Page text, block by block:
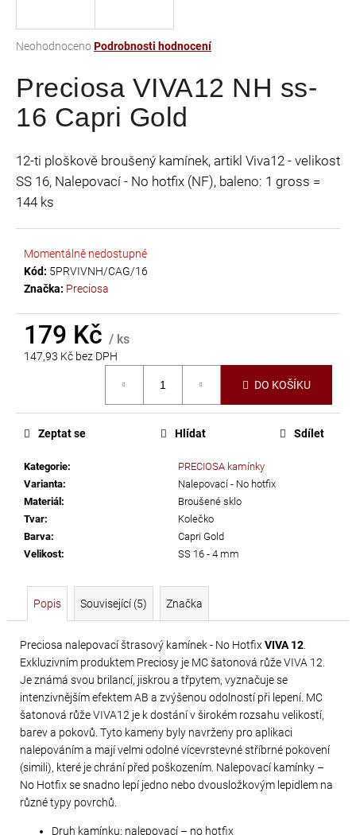
Průměrné
produktu
je
0,0
hvězdiček.
NeohodnocenoPodrobnosti hodnocení
Preciosa VIVA12 NH ss-
16 Capri Gold
12-ti ploškově broušený kamínek, artikl Viva12 - velikost
SS 16, Nalepovací - No hotfix (NF), baleno: 1 gross =
144 ks
Momentálně nedostupné
Kód: 5PRVIVNH/CAG/16
Značka: Preciosa
179 Kč / ks
147,93 Kč bez DPH
DO KOŠÍKU
Kategorie:
PRECIOSA kamínky
Varianta:
Nalepovací - No hotfix
Materiál:
Broušené sklo
Tvar:
Kolečko
Barva:
Capri Gold
Velikost: SS 16 - 4 mm
Zeptat se Hlídat Sdílet
Popis Související (5) Značka
Preciosa nalepovací štrasový kamínek - No HotfixVIVA 12
Exkluzivním produktem Preciosy je MC šatonová růže VIVA 12.
Je známá svou brilancí, jiskrou a třpytem, vyznačuje se
intenzivnějším efektem AB a zvýšenou odolností při lepení. MC
šatonová růže VIVA12 je k dostání v širokém rozsahu velikostí,
barev a pokovů. Tyto kameny byly navrženy pro aplikaci
nalepováním a mají velmi odolné vícevrstevné stříbrné pokovení
(simili), které je chrání před poškozením. Nalepovací kamínky –
No Hotfix se snadno lepí jedno nebo dvousložkovým lepidlem na
různé typy povrchů.
Druh kamínku: nalepovací – no hotfix
j
t
?
HLEDAT
D
o
p
e
m
SWAROVSKI
XIRIUS
NH
SS-
CRYSTAL
AB
299
Kč